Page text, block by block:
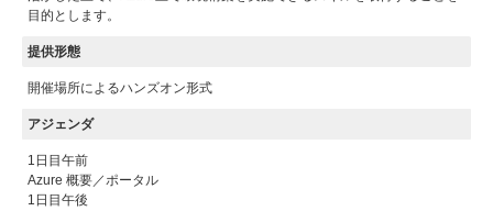
目的とします。
提供形態
開催場所によるハンズオン形式
アジェンダ
1日目午前
Azure 概要／ポータル
1日目午後